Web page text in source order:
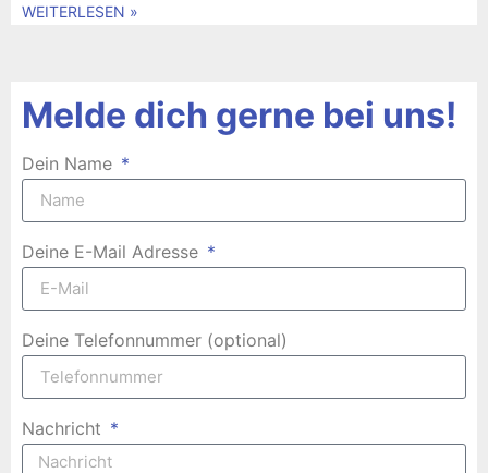
WEITERLESEN »
Melde dich gerne bei uns!
Dein Name
Deine E-Mail Adresse
Deine Telefonnummer (optional)
Nachricht